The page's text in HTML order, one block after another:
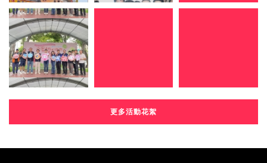
更多活動花絮